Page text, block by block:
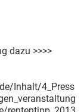
dazu >>>>
Inhalt/4_Press